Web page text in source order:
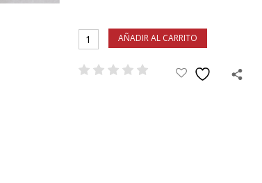
AÑADIR AL CARRITO